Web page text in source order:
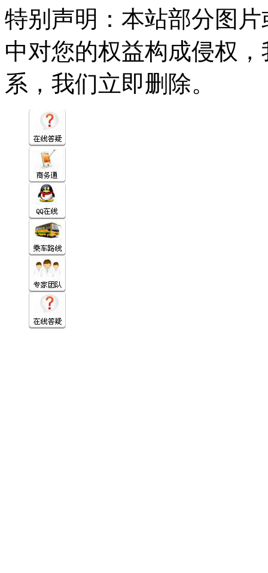
特别声明：本站部分图
中对您的权益构成侵权
系，我们立即删除。